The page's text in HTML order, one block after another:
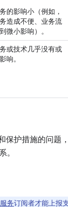
的影响小（例如，
造成不便、业务流
微小影响）。
或技术几乎没有或
响。
保护措施的问题
。
务订阅者才能上报